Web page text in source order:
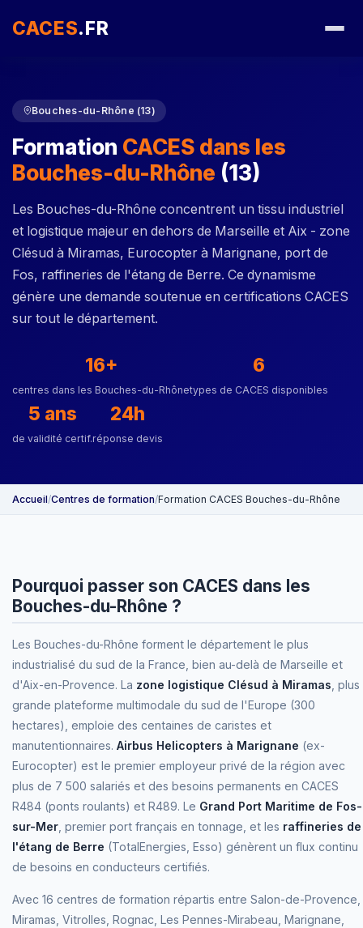
CACES.FR
Bouches-du-Rhône (13)
Formation CACES dans les
Bouches-du-Rhône (13)
Les Bouches-du-Rhône concentrent un tissu industriel
et logistique majeur en dehors de Marseille et Aix - zone
Clésud à Miramas, Eurocopter à Marignane, port de
Fos, raffineries de l'étang de Berre. Ce dynamisme
génère une demande soutenue en certifications CACES
sur tout le département.
16+
centres dans les Bouches-du-Rhône
6
types de CACES disponibles
5 ans
de validité certif.
24h
réponse devis
Accueil/Centres de formation/Formation CACES Bouches-du-Rhône
Pourquoi passer son CACES dans les
Bouches-du-Rhône ?
Les Bouches-du-Rhône forment le département le plus
industrialisé du sud de la France, bien au-delà de Marseille et
d'Aix-en-Provence. La zone logistique Clésud à Miramas , plus
grande plateforme multimodale du sud de l'Europe (300
hectares), emploie des centaines de caristes et
manutentionnaires. Airbus Helicopters à Marignane (ex-
Eurocopter) est le premier employeur privé de la région avec
plus de 7 500 salariés et des besoins permanents en CACES
R484 (ponts roulants) et R489. Le Grand Port Maritime de Fos-
sur-Mer , premier port français en tonnage, et les raffineries de
l'étang de Berre (TotalEnergies, Esso) génèrent un flux continu
de besoins en conducteurs certifiés.
Avec 16 centres de formation répartis entre Salon-de-Provence,
Miramas, Vitrolles, Rognac, Les Pennes-Mirabeau, Marignane,